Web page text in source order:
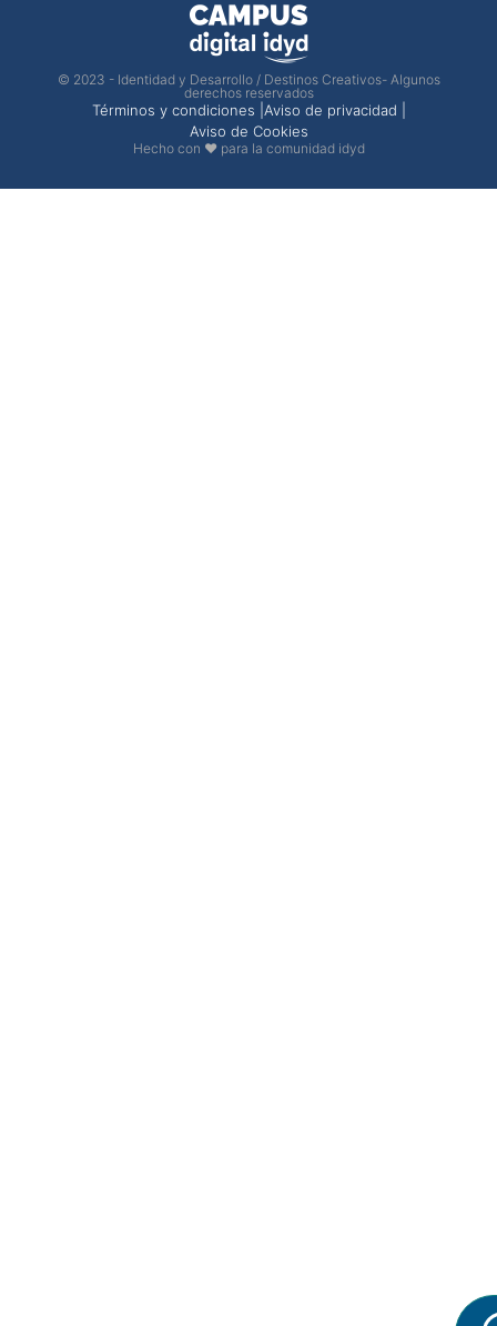
© 2023 - Identidad y Desarrollo / Destinos Creativos- Algunos
derechos reservados
Términos y condiciones | Aviso de privacidad |
Aviso de Cookies
Hecho con ❤ para la comunidad idyd